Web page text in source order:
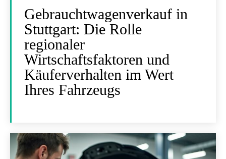
Gebrauchtwagenverkauf in
Stuttgart: Die Rolle
regionaler
Wirtschaftsfaktoren und
Käuferverhalten im Wert
Ihres Fahrzeugs